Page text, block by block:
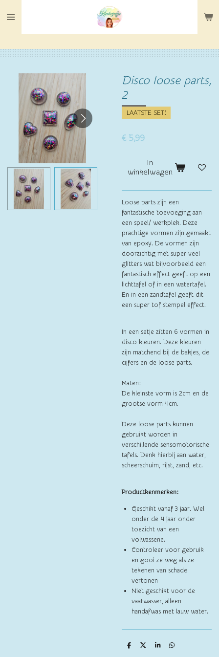
direct
hoofdinhoud
Disco loose parts,
2
LAATSTE SET!
€ 5,99
In
winkelwagen
Loose parts zijn een
fantastische toevoeging aan
een speel/ werkplek. Deze
prachtige vormen zijn gemaakt
van epoxy. De vormen zijn
doorzichtig met super veel
glitters wat bijvoorbeeld een
fantastisch effect geeft op een
lichttafel of in een watertafel.
En in een zandtafel geeft dit
een super tof stempel effect.
In een setje zitten 6 vormen in
disco kleuren. Deze kleuren
zijn matchend bij de bakjes, de
cijfers en de loose parts.
Maten:
De kleinste vorm is 2cm en de
grootse vorm 4cm.
Deze loose parts kunnen
gebruikt worden in
verschillende sensomotorische
tafels. Denk hierbij aan water,
scheerschuim, rijst, zand, etc.
Productkenmerken:
Geschikt vanaf 3 jaar. Wel
onder de 4 jaar onder
toezicht van een
volwassene.
Controleer voor gebruik
en gooi ze weg als ze
tekenen van schade
vertonen
Niet geschikt voor de
vaatwasser, alleen
handafwas met lauw water.
D
D
S
D